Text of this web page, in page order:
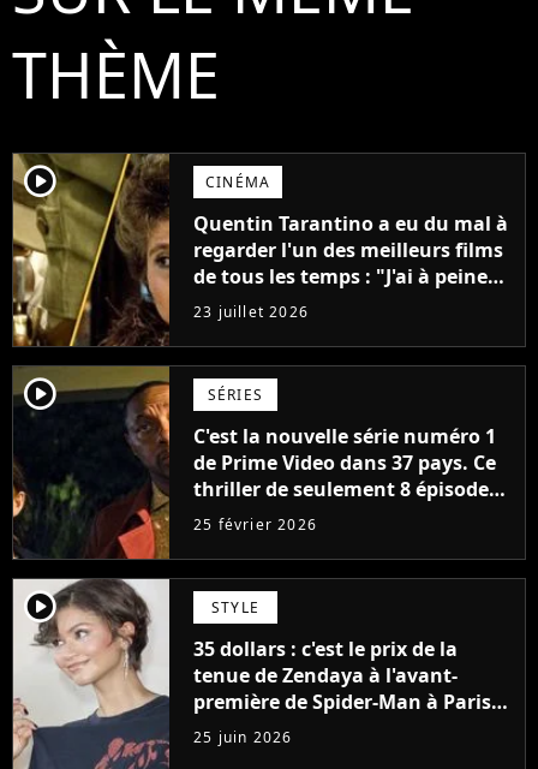
THÈME
player2 CINÉMA
Quentin Tarantino a eu du mal à
regarder l'un des meilleurs films
de tous les temps : "J'ai à peine
réussi à aller jusqu'au générique
de fin"
23 juillet 2026
player2 SÉRIES
C'est la nouvelle série numéro 1
de Prime Video dans 37 pays. Ce
thriller de seulement 8 épisodes
a détrôné Fallout à la surprise
25 février 2026
player2 STYLE
35 dollars : c'est le prix de la
tenue de Zendaya à l'avant-
première de Spider-Man à Paris,
"Le style n'a pas besoin de coûter
une fortune"
25 juin 2026